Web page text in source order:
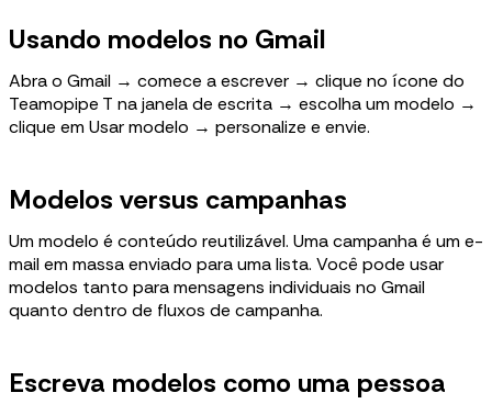
Usando modelos no Gmail
Abra o Gmail → comece a escrever → clique no ícone do
Teamopipe T na janela de escrita → escolha um modelo →
clique em Usar modelo → personalize e envie.
Modelos versus campanhas
Um modelo é conteúdo reutilizável. Uma campanha é um e-
mail em massa enviado para uma lista. Você pode usar
modelos tanto para mensagens individuais no Gmail
quanto dentro de fluxos de campanha.
Escreva modelos como uma pessoa